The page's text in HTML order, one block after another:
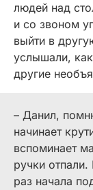
людей над
и со звоном
выйти в
услышали,
другие
– Данил,
начинает
вспоминает
ручки
раз начала